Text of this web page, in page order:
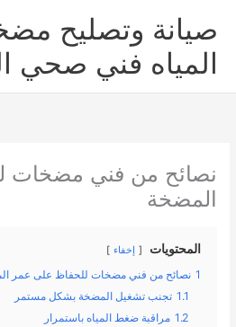
المحتوى
صيانة وتصليح
المياه فني صحي
نصائح من فني مضخات
المضخة
المحتويات إخفاء
1 نصائح من فني مضخات للحفاظ على عمر
1.1 تجنب تشغيل المضخة بشكل مستمر
1.2 مراقبة ضغط المياه باستمرار